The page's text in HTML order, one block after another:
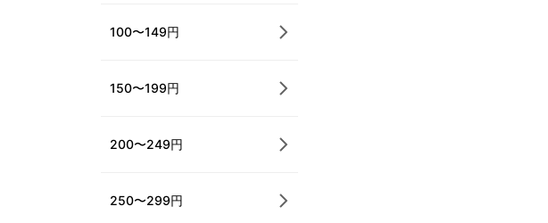
100〜149円
150〜199円
200〜249円
250〜299円